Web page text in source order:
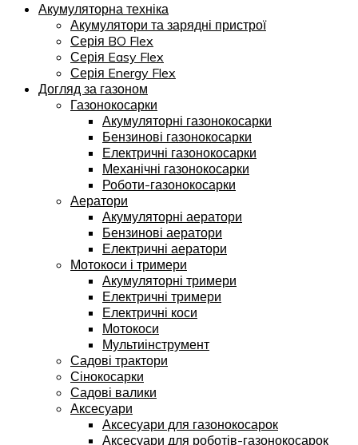
Акумуляторна техніка
Акумулятори та зарядні пристрої
Серія BO Flex
Серія Easy Flex
Серія Energy Flex
Догляд за газоном
Газонокосарки
Акумуляторні газонокосарки
Бензинові газонокосарки
Електричні газонокосарки
Механічні газонокосарки
Роботи-газонокосарки
Аератори
Акумуляторні аератори
Бензинові аератори
Електричні аератори
Мотокоси і тримери
Акумуляторні тримери
Електричні тримери
Електричні коси
Мотокоси
Мультиінструмент
Садові трактори
Сінокосарки
Садові валики
Аксесуари
Аксесуари для газонокосарок
Аксесуари для роботів-газонокосарок